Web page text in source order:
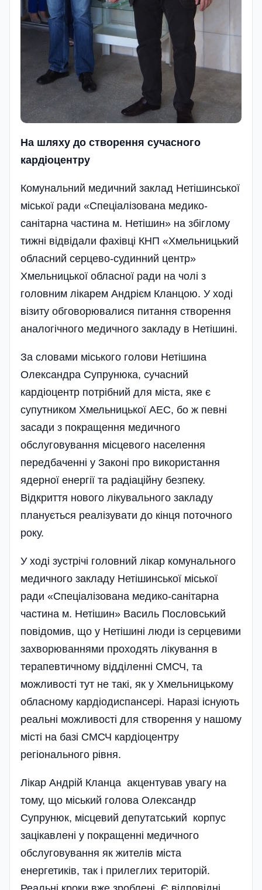
На шляху до створення сучасного
кардіоцентру
Комунальний медичний заклад Нетішинської
міської ради «Спеціалізована медико-
санітарна частина м. Нетішин» на збіглому
тижні відвідали фахівці КНП «Хмельницький
обласний серцево-судинний центр»
Хмельницької обласної ради на чолі з
головним лікарем Андрієм Кланцою. У ході
візиту обговорювалися питання створення
аналогічного медичного закладу в Нетішині.
За словами міського голови Нетішина
Олександра Супрунюка, сучасний
кардіоцентр потрібний для міста, яке є
супутником Хмельницької АЕС, бо ж певні
засади з покращення медичного
обслуговування місцевого населення
передбаченні у Законі про використання
ядерної енергії та радіаційну безпеку.
Відкриття нового лікувального закладу
планується реалізувати до кінця поточного
року.
У ході зустрічі головний лікар комунального
медичного закладу Нетішинської міської
ради «Спеціалізована медико-санітарна
частина м. Нетішин» Василь Пословський
повідомив, що у Нетішині люди із серцевими
захворюваннями проходять лікування в
терапевтичному відділенні СМСЧ, та
можливості тут не такі, як у Хмельницькому
обласному кардіодиспансері. Наразі існують
реальні можливості для створення у нашому
місті на базі СМСЧ кардіоцентру
регіонального рівня.
Лікар Андрій Кланца акцентував увагу на
тому, що міський голова Олександр
Супрунюк, місцевий депутатський корпус
зацікавлені у покращенні медичного
обслуговування як жителів міста
енергетиків, так і прилеглих територій.